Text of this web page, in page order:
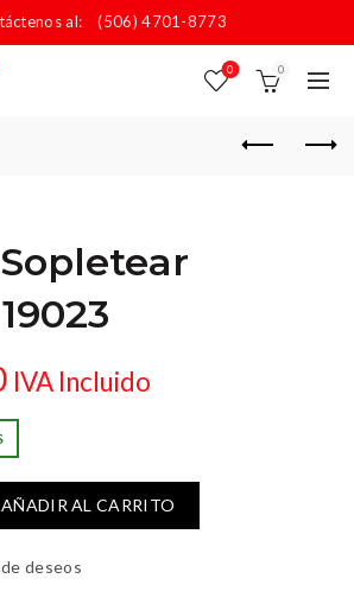
al: (506) 4701-8773
0 0
IVA Incluido
AÑADIR AL CARRITO
deseos